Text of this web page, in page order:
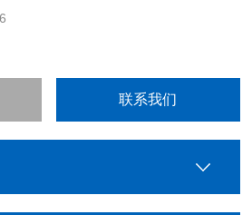
联系我们